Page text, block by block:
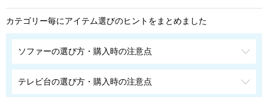
カテゴリー毎にアイテム選びのヒントをまとめました
ソファーの選び方・購入時の注意点
テレビ台の選び方・購入時の注意点